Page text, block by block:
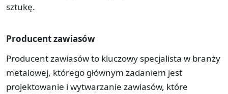
sztukę.
Producent zawiasów
Producent zawiasów to kluczowy specjalista w branży
metalowej, którego głównym zadaniem jest
projektowanie i wytwarzanie zawiasów, które